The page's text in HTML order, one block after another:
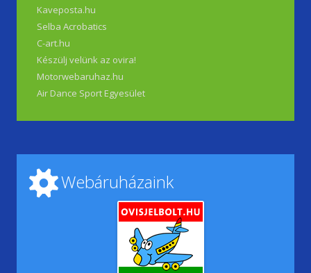
Kaveposta.hu
Selba Acrobatics
C-art.hu
Készülj velünk az ovira!
Motorwebaruhaz.hu
Air Dance Sport Egyesület
Webáruházaink